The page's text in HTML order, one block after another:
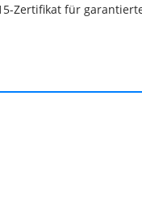
Zertifikat für